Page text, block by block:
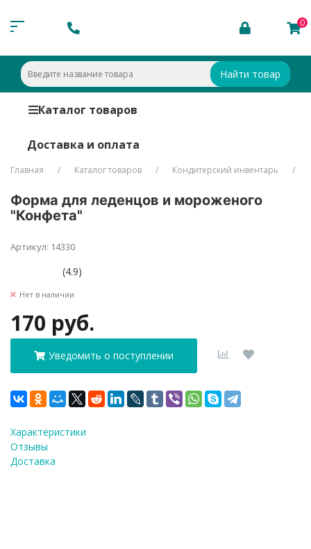
0
Найти товар
Каталог товаров
Доставка и оплата
Главная Каталог товаров Кондитерский инвентарь
Форма для леденцов и мороженого
"Конфета"
Артикул: 14330
(4.9)
Нет в наличии
170 руб.
Уведомить о поступлении
Характеристики
Отзывы
Доставка